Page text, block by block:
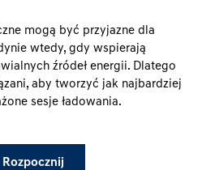
mogą być przyjazne dla
wtedy, gdy wspierają
źródeł energii. Dlatego
aby tworzyć jak najbardziej
sesje ładowania.
Rozpocznij